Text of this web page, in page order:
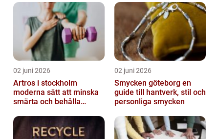
02 juni 2026
Artros i stockholm
moderna sätt att minska
smärta och behålla
02 juni 2026
Smycken göteborg en
guide till hantverk, stil och
personliga smycken